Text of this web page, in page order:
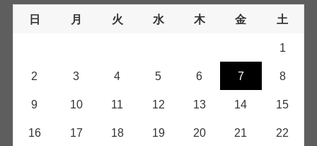
日 月 火 水 木 金 土
1
2 3 4 5 6 7 8
9 10 11 12 13 14 15
16 17 18 19 20 21 22